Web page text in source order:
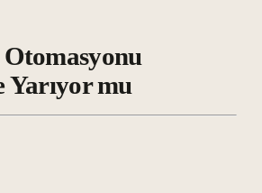
Yarıyor mu